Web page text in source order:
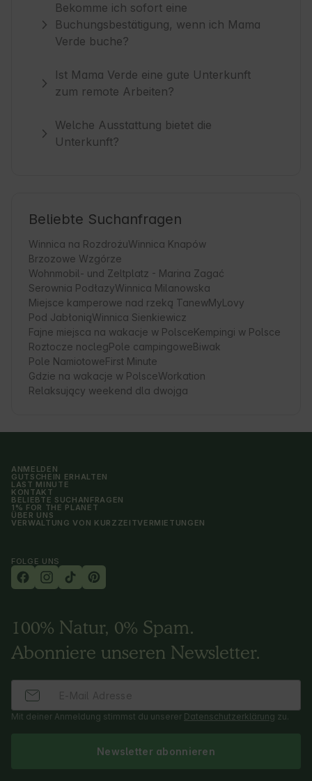
Bekomme ich sofort eine
Buchungsbestätigung, wenn ich Mama
Verde buche?
Ist Mama Verde eine gute Unterkunft
zum remote Arbeiten?
Welche Ausstattung bietet die
Unterkunft?
Beliebte Suchanfragen
Winnica na RozdrożuWinnica Knapów
Brzozowe Wzgórze
Wohnmobil- und Zeltplatz - Marina Zagać
Serownia PodłazyWinnica Milanowska
Miejsce kamperowe nad rzeką TanewMyLovy
Pod JabłoniąWinnica Sienkiewicz
Fajne miejsca na wakacje w PolsceKempingi w Polsce
Roztocze noclegPole campingoweBiwak
Pole NamiotoweFirst Minute
Gdzie na wakacje w PolsceWorkation
Relaksujący weekend dla dwojga
ANMELDEN
GUTSCHEIN ERHALTEN
LAST MINUTE
KONTAKT
BELIEBTE SUCHANFRAGEN
1% FOR THE PLANET
ÜBER UNS
VERWALTUNG VON KURZZEITVERMIETUNGEN
FOLGE UNS
100% Natur, 0% Spam.
Abonniere unseren Newsletter.
Mit deiner Anmeldung stimmst du unserer Datenschutzerklärung zu.
Newsletter abonnieren